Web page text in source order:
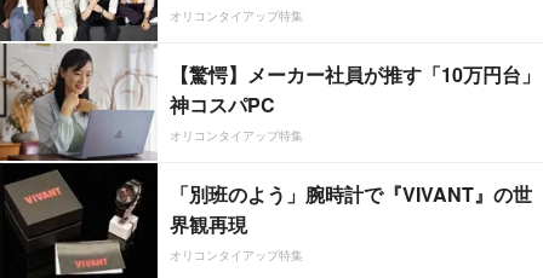
オリコンタイアップ特集
【驚愕】メーカー社員が推す「10万円台」
神コスパPC
オリコンタイアップ特集
「別班のよう」腕時計で『VIVANT』の世
界観再現
オリコンタイアップ特集